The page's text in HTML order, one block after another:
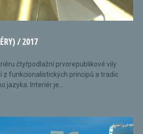
/ 2017
čtyřpodlažní prvorepublikové vily
z funkcionalistických principů a tradic
jazyka. Interiér je...